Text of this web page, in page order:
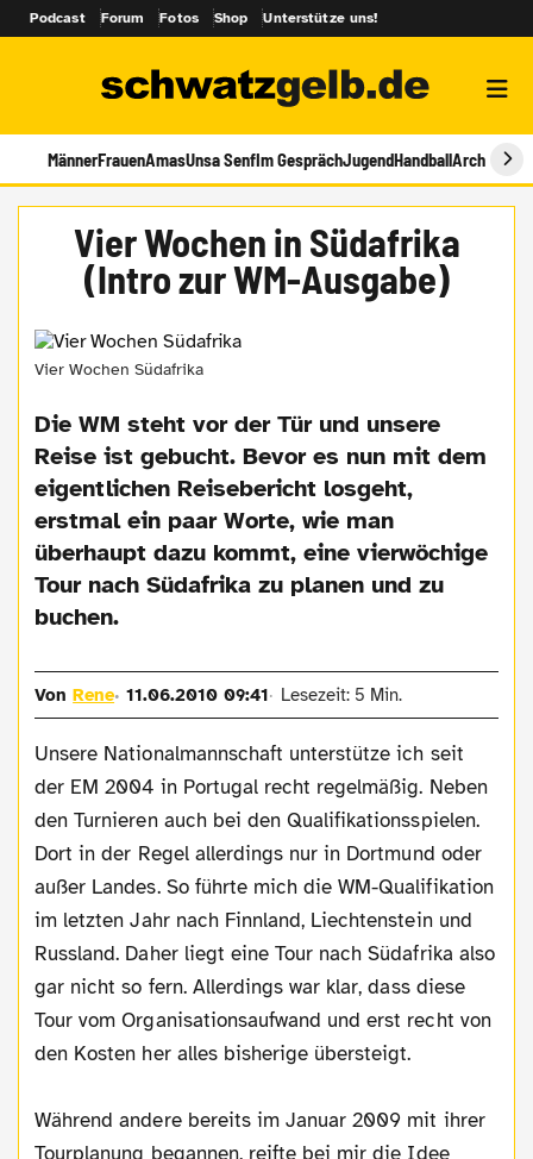
Podcast Forum Fotos Shop Unterstütze uns!
MännerFrauenAmasUnsa SenfIm GesprächJugendHandballArchiv
Vier Wochen in Südafrika
(Intro zur WM-Ausgabe)
Vier Wochen Südafrika
Die WM steht vor der Tür und unsere
Reise ist gebucht. Bevor es nun mit dem
eigentlichen Reisebericht losgeht,
erstmal ein paar Worte, wie man
überhaupt dazu kommt, eine vierwöchige
Tour nach Südafrika zu planen und zu
buchen.
VonRene 11.06.2010 09:41 Lesezeit: 5 Min.
Unsere Nationalmannschaft unterstütze ich seit
der EM 2004 in Portugal recht regelmäßig. Neben
den Turnieren auch bei den Qualifikationsspielen.
Dort in der Regel allerdings nur in Dortmund oder
außer Landes. So führte mich die WM-Qualifikation
im letzten Jahr nach Finnland, Liechtenstein und
Russland. Daher liegt eine Tour nach Südafrika also
gar nicht so fern. Allerdings war klar, dass diese
Tour vom Organisationsaufwand und erst recht von
den Kosten her alles bisherige übersteigt.
Während andere bereits im Januar 2009 mit ihrer
Tourplanung begannen, reifte bei mir die Idee